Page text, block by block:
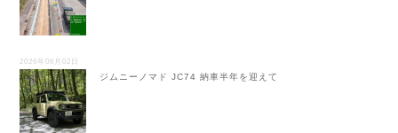
2026年06月02日
ジムニーノマド JC74 納車半年を迎えて